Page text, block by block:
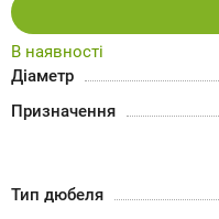
В наявності
Діаметр
Призначення
Тип дюбеля